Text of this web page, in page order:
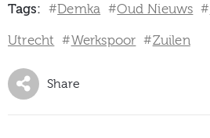
Tags: #Demka #Oud Nieuws #
Utrecht #Werkspoor #Zuilen
Share